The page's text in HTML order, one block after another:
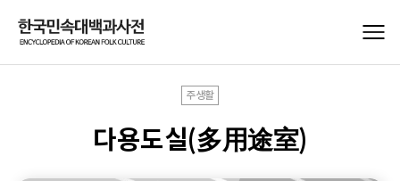
주생활
다용도실(多用途室)